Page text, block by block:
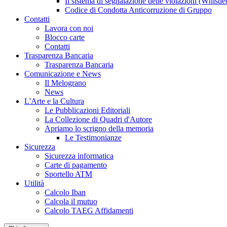
Codice di Condotta Anticorruzione di Gruppo
Contatti
Lavora con noi
Blocco carte
Contatti
Trasparenza Bancaria
Trasparenza Bancaria
Comunicazione e News
Il Melograno
News
L'Arte e la Cultura
Le Pubblicazioni Editoriali
La Collezione di Quadri d'Autore
Apriamo lo scrigno della memoria
Le Testimonianze
Sicurezza
Sicurezza informatica
Carte di pagamento
Sportello ATM
Utilità
Calcolo Iban
Calcola il mutuo
Calcolo TAEG Affidamenti